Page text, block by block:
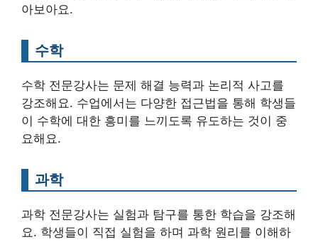
아보아요.
수학
수학 전문강사는 문제 해결 능력과 논리적 사고를
강조해요. 수업에서는 다양한 접근법을 통해 학생들
이 수학에 대한 흥미를 느끼도록 유도하는 것이 중
요해요.
과학
과학 전문강사는 실험과 탐구를 통한 학습을 강조해
요. 학생들이 직접 실험을 하며 과학 원리를 이해하